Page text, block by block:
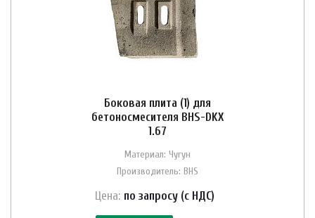
Боковая плита (1) для
бетоносмесителя BHS-DKX
1.67
Материал: Чугун
Производитель: BHS
Цена: по запросу (с НДС)